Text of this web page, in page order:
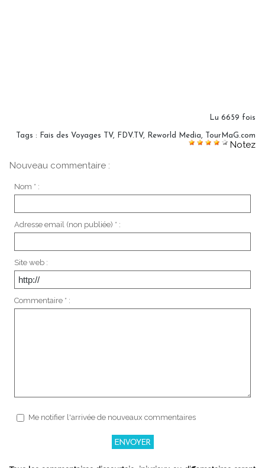
Lu 6659 fois
Tags : Fais des Voyages TV, FDV.TV, Reworld Media, TourMaG.com
Notez
Nouveau commentaire :
Nom * :
Adresse email (non publiée) * :
Site web :
Commentaire * :
Me notifier l'arrivée de nouveaux commentaires